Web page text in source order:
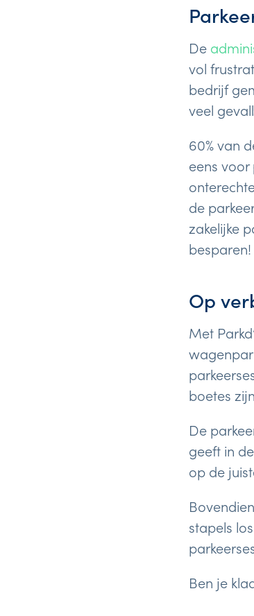
De
vol
bedrijf
veel
60% van
eens
de
zakelijke
besparen!
Op
Met
boetes
De
geeft in
op de
stapels
Ben je